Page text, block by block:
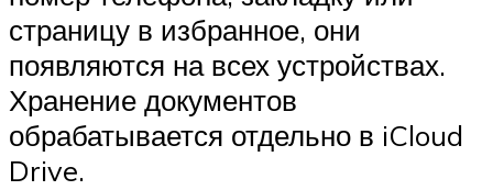
страницу в избранное, они
появляются на всех устройствах.
Хранение документов
обрабатывается отдельно в iCloud
Drive.